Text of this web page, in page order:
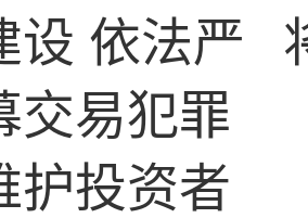
设 依法严
交易犯罪
护投资者